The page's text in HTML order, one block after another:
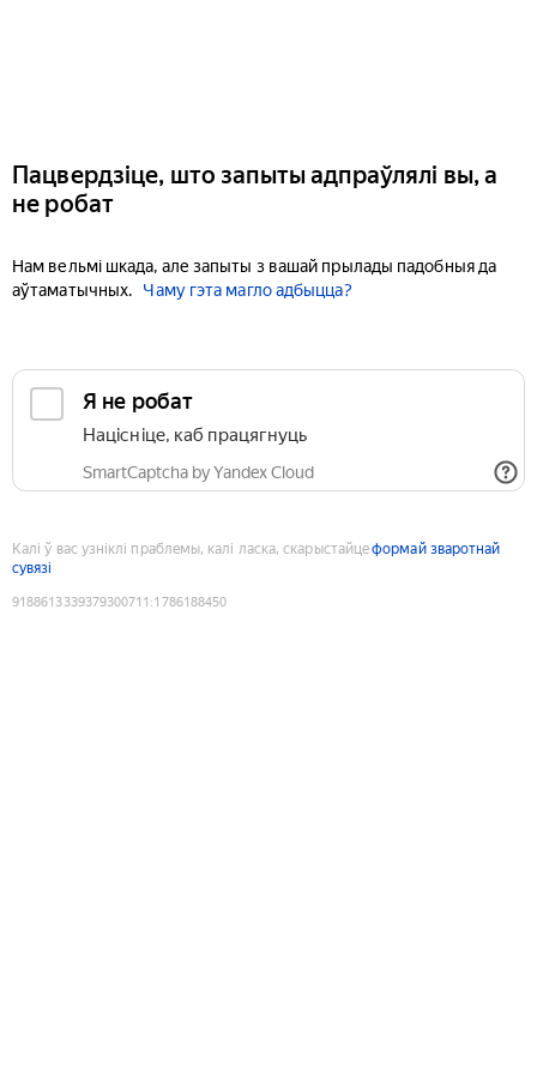
Пацвердзіце, што запыты адпраўлялі вы, а
не робат
Нам вельмі шкада, але запыты з вашай прылады падобныя да
аўтаматычных.
Чаму гэта магло адбыцца?
Я не робат
Націсніце, каб працягнуць
SmartCaptcha by Yandex Cloud
Калі ў вас узніклі праблемы, калі ласка, скарыстайцеформай зваротнай
сувязі
9188613339379300711 :1786188450